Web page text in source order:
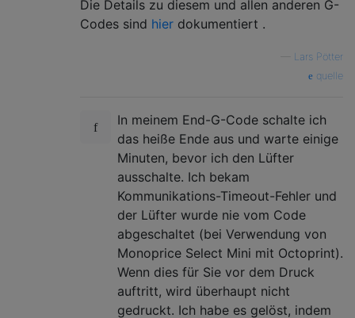
Die Details zu diesem und allen anderen G-
Codes sind hier dokumentiert .
Lars Pötter
quelle
In meinem End-G-Code schalte ich
das heiße Ende aus und warte einige
Minuten, bevor ich den Lüfter
ausschalte. Ich bekam
Kommunikations-Timeout-Fehler und
der Lüfter wurde nie vom Code
abgeschaltet (bei Verwendung von
Monoprice Select Mini mit Octoprint).
Wenn dies für Sie vor dem Druck
auftritt, wird überhaupt nicht
gedruckt. Ich habe es gelöst, indem